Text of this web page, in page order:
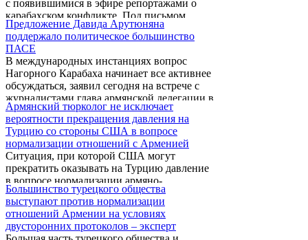
с появившимися в эфире репортажами о
карабахском конфликте. Под письмом
подписался ее руководитель Мишель
Махмурян.
Предложение Давида Арутюняна
поддержало политическое большинство
ПАСЕ
В международных инстанциях вопрос
Нагорного Карабаха начинает все активнее
обсуждаться, заявил сегодня на встрече с
журналистами глава армянской делегации в
ПАСЕ Давид Арутюнян.
Армянский тюрколог не исключает
вероятности прекращения давления на
Турцию со стороны США в вопросе
нормализации отношений с Арменией
Ситуация, при которой США могут
прекратить оказывать на Турцию давление
в вопросе нормализации армяно-
турецкихотношений не исключена, сказал
директор Института востоковедения
Национальной академии наук Армении
Рубен Сафрастян.
Большинство турецкого общества
выступают против нормализации
отношений Армении на условиях
двусторонних протоколов – эксперт